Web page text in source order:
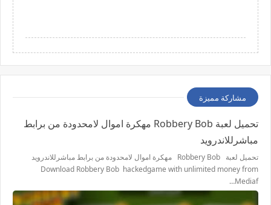
مشاركة مميزة
تحميل لعبة Robbery Bob مهكرة اموال لامحدودة من برابط
مباشرللاندرويد
تحميل لعبة Robbery Bob مهكرة اموال لامحدودة من برابط مباشرللاندرويد
Download Robbery Bob hackedgame with unlimited money from
Mediaf…